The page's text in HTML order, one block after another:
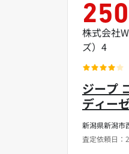
新潟県新潟市
査定依頼日：
ジープ
ディー
250
株式会社
ズ）4